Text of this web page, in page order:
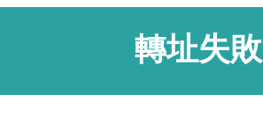
轉址失敗